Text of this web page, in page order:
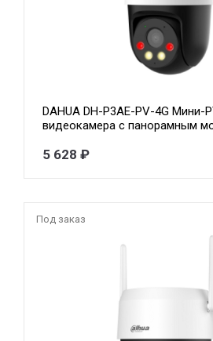
DAHUA DH-P3AE-PV-4G Мини-
видеокамера с панорамным
(фиксированный модуль) 1/
5 628 ₽
Под заказ